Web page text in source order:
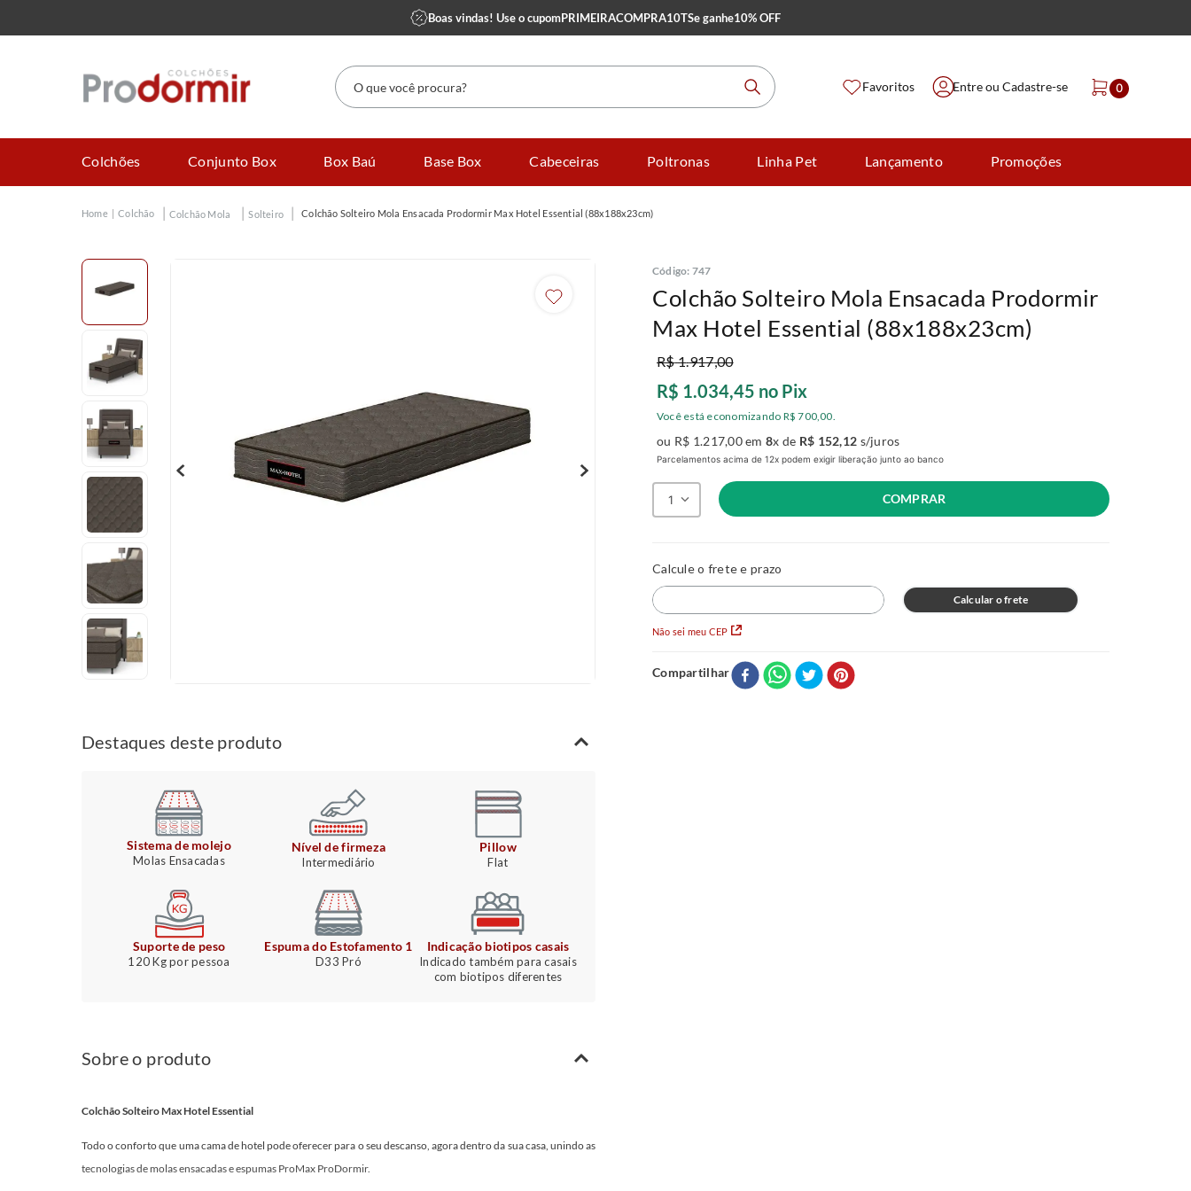
Boas vindas! Use o cupomPRIMEIRACOMPRA10TSe ganhe10% OFF
O que você procura?
Favoritos Entre ou Cadastre-se 0
Colchões Conjunto Box Box Baú Base Box Cabeceiras Poltronas Linha Pet Lançamento Promoções
Colchão Colchão Mola Solteiro Colchão Solteiro Mola Ensacada Prodormir Max Hotel Essential (88x188x23cm)
Destaques deste produto
Sistema de molejo
Molas Ensacadas
Nível de firmeza
Intermediário
Pillow
Flat
Suporte de peso
120 Kg por pessoa
Espuma do Estofamento 1
D33 Pró
Indicação biotipos casais
Indicado também para casais
com biotipos diferentes
Sobre o produto
Colchão Solteiro Max Hotel Essential
Todo o conforto que uma cama de hotel pode oferecer para o seu descanso, agora dentro da sua casa, unindo as
tecnologias de molas ensacadas e espumas ProMax ProDormir.
Código: 747
Colchão Solteiro Mola Ensacada Prodormir
Max Hotel Essential (88x188x23cm)
R$1.917,00
R$ 1.034,45 no Pix
Você está economizando R$ 700,00.
ou R$ 1.217,00em8x de R$ 152,12 s/juros
Parcelamentos acima de 12x podem exigir liberação junto ao banco
1 COMPRAR
Não sei meu CEP
Calcular o frete
Compartilhar